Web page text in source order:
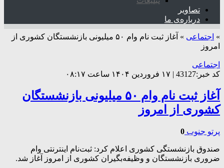
تصاویر
درباره‌ی ما
» اجتماعی »
آغاز ثبت نام وام ۵۰ میلیونی بازنشستگان کشوری از
امروز
اجتماعی
کد خبر:43127 | ۱۷ فروردین ۱۴۰۴ ساعت ۰۸:۱۷
آغاز ثبت نام وام ۵۰ میلیونی بازنشستگان
کشوری از امروز
پرتو جنوب 0
صندوق بازنشستگی کشوری اعلام کرد: ثبت‌نام اینترنتی وام
ضروری بازنشستگان و وظیفه‌بگیران کشوری از امروز آغاز شد.